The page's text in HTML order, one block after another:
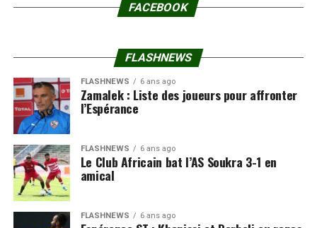
FACEBOOK
FLASHNEWS
FLASHNEWS 6 ans ago
Zamalek : Liste des joueurs pour affronter
l’Espérance
FLASHNEWS 6 ans ago
Le Club Africain bat l’AS Soukra 3-1 en
amical
FLASHNEWS 6 ans ago